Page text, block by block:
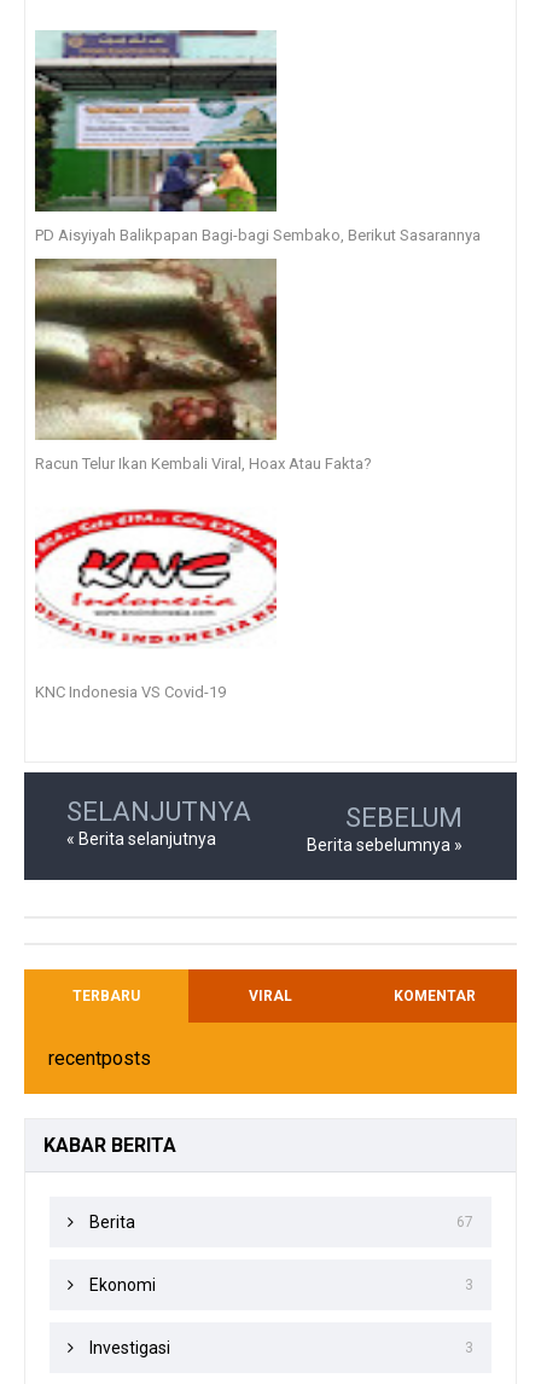
PD Aisyiyah Balikpapan Bagi-bagi Sembako, Berikut Sasarannya
Racun Telur Ikan Kembali Viral, Hoax Atau Fakta?
KNC Indonesia VS Covid-19
SELANJUTNYA
« Berita selanjutnya
SEBELUM
Berita sebelumnya »
TERBARU VIRAL KOMENTAR
recentposts
KABAR BERITA
Berita 67
Ekonomi 3
Investigasi 3